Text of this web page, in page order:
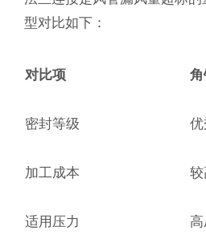
型对比如下：
对比项
密封等级
加工成本
适用压力